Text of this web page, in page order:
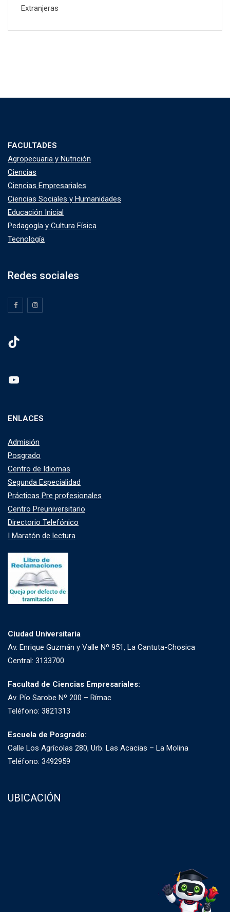
Extranjeras
FACULTADES
Agropecuaria y Nutrición
Ciencias
Ciencias Empresariales
Ciencias Sociales y Humanidades
Educación Inicial
Pedagogía y Cultura Física
Tecnología
Redes sociales
ENLACES
Admisión
Posgrado
Centro de Idiomas
Segunda Especialidad
Prácticas Pre profesionales
Centro Preuniversitario
Directorio Telefónico
I Maratón de lectura
Ciudad Universitaria
Av. Enrique Guzmán y Valle Nº 951, La Cantuta-Chosica
Central: 3133700
Facultad de Ciencias Empresariales:
Av. Pío Sarobe Nº 200 – Rímac
Teléfono: 3821313
Escuela de Posgrado:
Calle Los Agrícolas 280, Urb. Las Acacias – La Molina
Teléfono: 3492959
UBICACIÓN